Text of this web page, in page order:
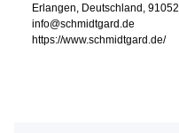
Erlangen, Deutschland, 91052
info@schmidtgard.de
https://www.schmidtgard.de/